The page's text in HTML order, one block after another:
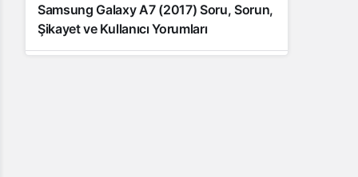
Samsung Galaxy A7 (2017) Soru, Sorun,
Şikayet ve Kullanıcı Yorumları